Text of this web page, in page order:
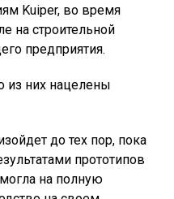
Kuiper, во время
на строительной
предприятия.
из них нацелены
до тех пор, пока
прототипов
на полную